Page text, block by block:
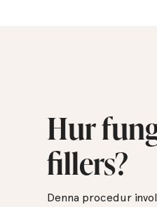
Hur
fillers?
Denna procedur